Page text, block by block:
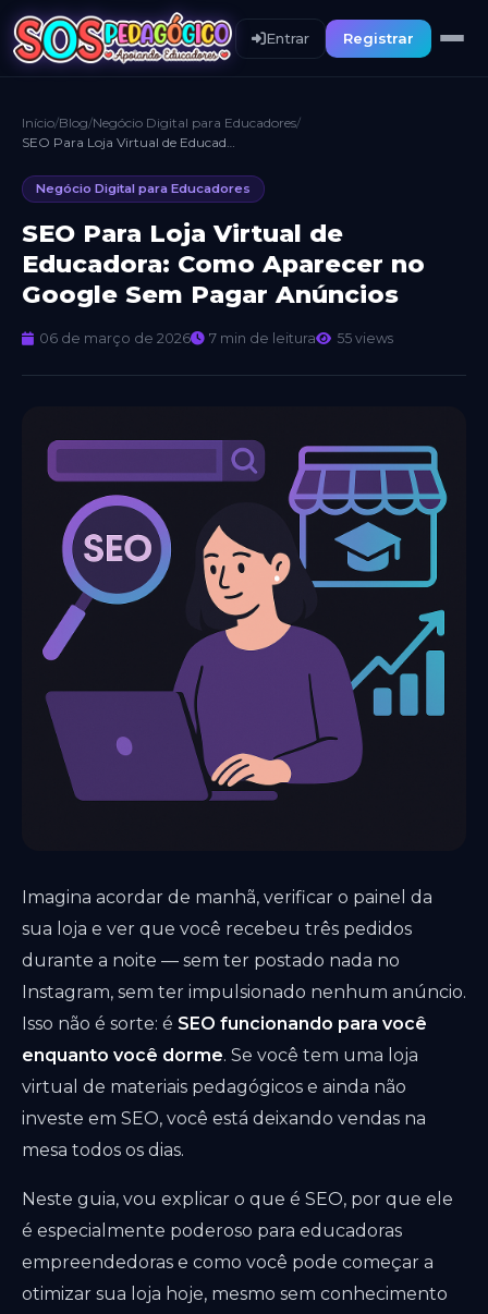
Entrar Registrar
Início/Blog/Negócio Digital para Educadores/
SEO Para Loja Virtual de Educadora: Como Aparecer no Google Sem Pagar Anúncios
Negócio Digital para Educadores
SEO Para Loja Virtual de
Educadora: Como Aparecer no
Google Sem Pagar Anúncios
06 de março de 2026 7 min de leitura 55 views
Imagina acordar de manhã, verificar o painel da
sua loja e ver que você recebeu três pedidos
durante a noite — sem ter postado nada no
Instagram, sem ter impulsionado nenhum anúncio.
Isso não é sorte: é SEO funcionando para você
enquanto você dorme. Se você tem uma loja
virtual de materiais pedagógicos e ainda não
investe em SEO, você está deixando vendas na
mesa todos os dias.
Neste guia, vou explicar o que é SEO, por que ele
é especialmente poderoso para educadoras
empreendedoras e como você pode começar a
otimizar sua loja hoje, mesmo sem conhecimento